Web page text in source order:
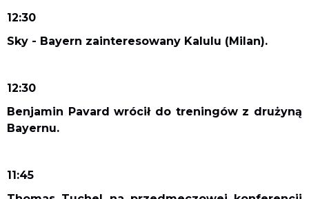
12:30
Sky - Bayern zainteresowany Kalulu (Milan).
12:30
Benjamin Pavard wrócił do treningów z drużyną
Bayernu.
11:45